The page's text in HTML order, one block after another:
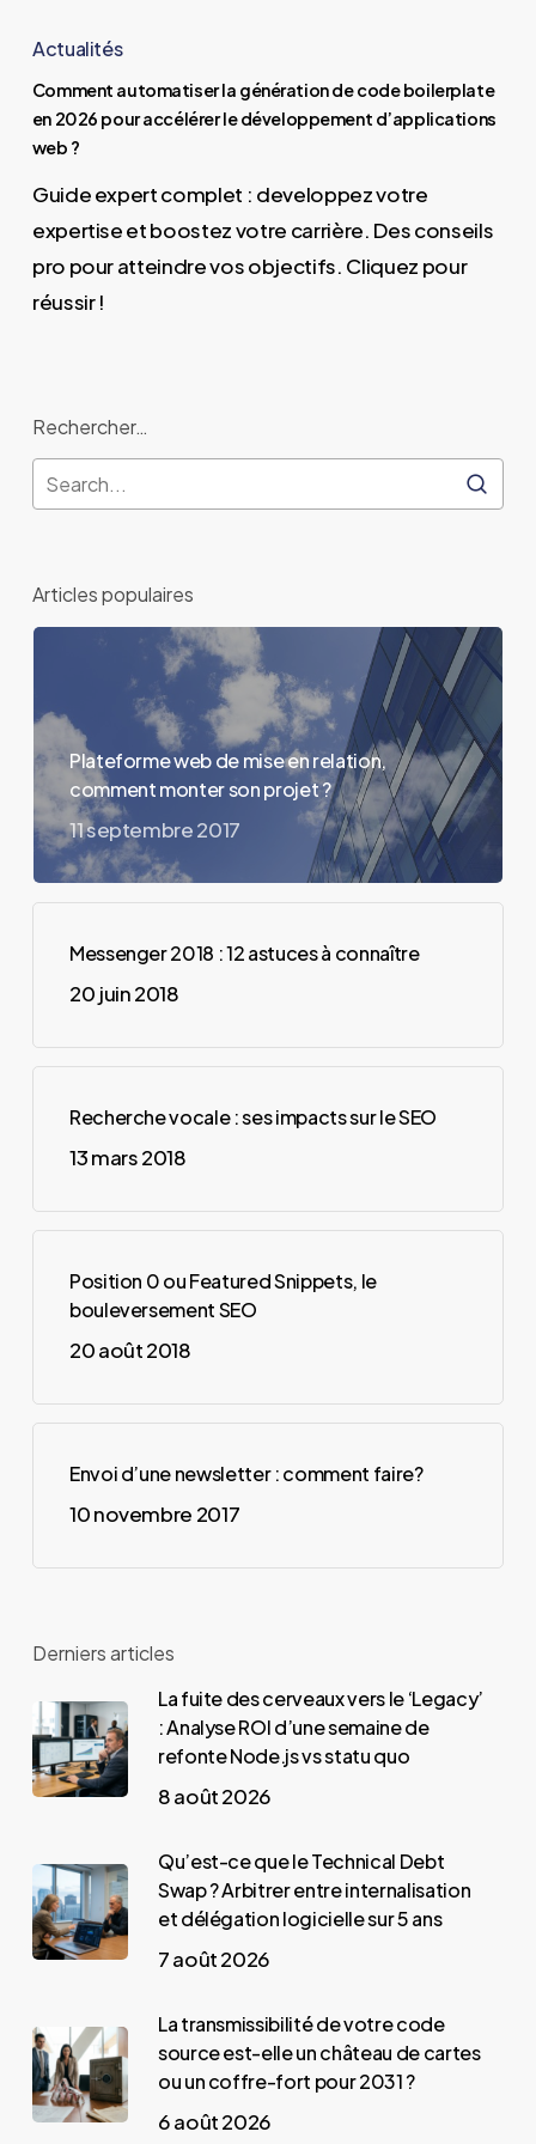
automatiser
génération
de
code
boilerplate
2026
développement
d’applications
web
Actualités
Comment automatiser la génération de code boilerplate
en 2026 pour accélérer le développement d’applications
web ?
Guide expert complet : developpez votre
expertise et boostez votre carrière. Des conseils
pro pour atteindre vos objectifs. Cliquez pour
réussir !
Rechercher…
Articles populaires
Plateforme web de mise en relation,
comment monter son projet ?
11 septembre 2017
Messenger 2018 : 12 astuces à connaître
20 juin 2018
Recherche vocale : ses impacts sur le SEO
13 mars 2018
Position 0 ou Featured Snippets, le
bouleversement SEO
20 août 2018
Envoi d’une newsletter : comment faire?
10 novembre 2017
Derniers articles
La fuite des cerveaux vers le ‘Legacy’
: Analyse ROI d’une semaine de
refonte Node.js vs statu quo
8 août 2026
Qu’est-ce que le Technical Debt
Swap ? Arbitrer entre internalisation
et délégation logicielle sur 5 ans
7 août 2026
La transmissibilité de votre code
source est-elle un château de cartes
ou un coffre-fort pour 2031 ?
6 août 2026